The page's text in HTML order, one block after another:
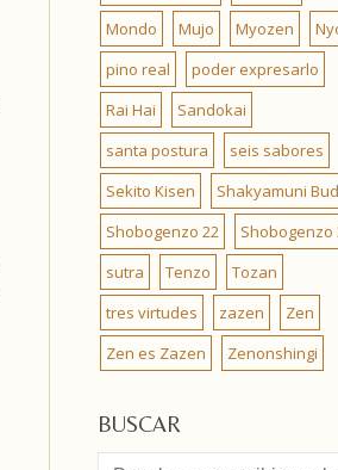
Mondo
Mujo Myozen
pino real
poder expresarlo
Rai Hai
Sandokai
santa postura
seis sabores
Sekito Kisen
Shakyamuni
Shobogenzo 22
Shobogenzo
sutra
Tenzo
Tozan
tres virtudes
zazen
Zen
Zen es Zazen
Zenonshingi
BUSCAR